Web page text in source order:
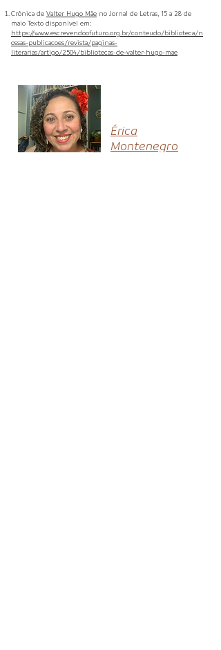
Crônica de Valter Hugo Mãe no Jornal de Letras, 15 a 28 de
maio Texto disponível em:
https://www.escrevendoofuturo.org.br/conteudo/biblioteca/n
ossas-publicacoes/revista/paginas-
literarias/artigo/2504/bibliotecas-de-valter-hugo-mae
Érica
Montenegro